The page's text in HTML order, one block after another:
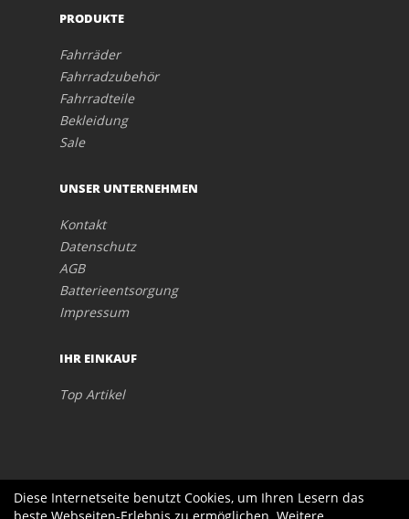
PRODUKTE
Fahrräder
Fahrradzubehör
Fahrradteile
Bekleidung
Sale
UNSER UNTERNEHMEN
Kontakt
Datenschutz
AGB
Batterieentsorgung
Impressum
IHR EINKAUF
Top Artikel
Diese Internetseite benutzt Cookies, um Ihren Lesern das